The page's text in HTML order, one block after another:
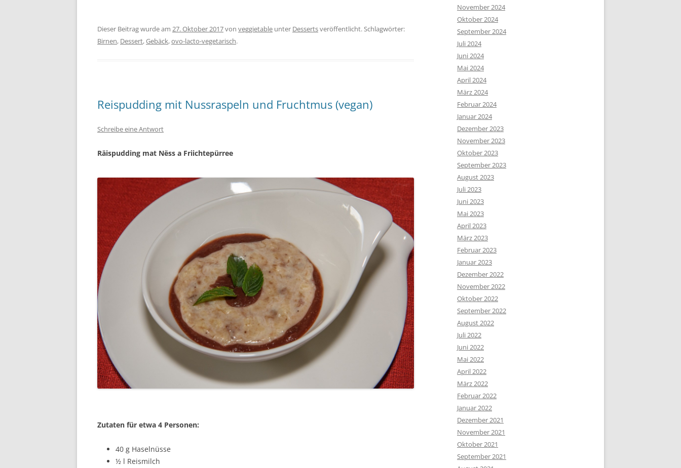
Dieser Beitrag wurde am 27. Oktober 2017von veggietable unter Dessertsveröffentlicht. Schlagwörter:
Birnen, Dessert,Gebäck,ovo-lacto-vegetarisch.
Reispudding mit Nussraspeln und Fruchtmus (vegan)
Schreibe eine Antwort
Räispudding mat Nëss a Friichtepürree
Zutaten für etwa 4 Personen:
40 g Haselnüsse
½ l Reismilch
November 2024
Oktober 2024
September 2024
Juli 2024
Juni 2024
Mai 2024
April 2024
März 2024
Februar 2024
Januar 2024
Dezember 2023
November 2023
Oktober 2023
September 2023
August 2023
Juli 2023
Juni 2023
Mai 2023
April 2023
März 2023
Februar 2023
Januar 2023
Dezember 2022
November 2022
Oktober 2022
September 2022
August 2022
Juli 2022
Juni 2022
Mai 2022
April 2022
März 2022
Februar 2022
Januar 2022
Dezember 2021
November 2021
Oktober 2021
September 2021